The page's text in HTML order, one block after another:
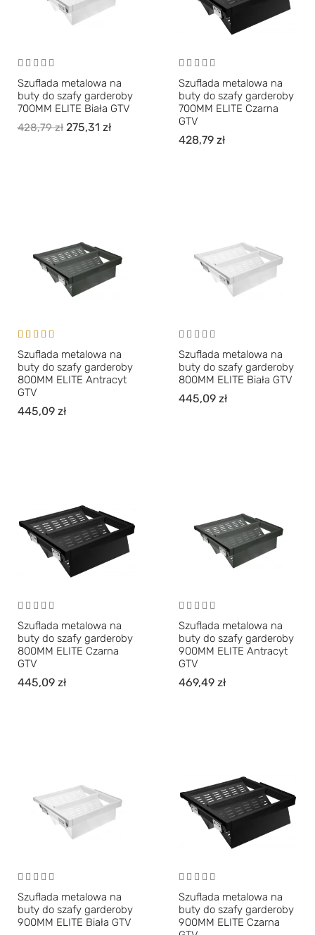
Szuflada metalowa na
buty do szafy garderoby
700MM ELITE Biała GTV
428,79zł 275,31 zł
Szuflada metalowa na
buty do szafy garderoby
700MM ELITE Czarna
GTV
428,79 zł
Oceniono
5.00 na 5
Szuflada metalowa na
buty do szafy garderoby
800MM ELITE Antracyt
GTV
445,09 zł
Szuflada metalowa na
buty do szafy garderoby
800MM ELITE Biała GTV
445,09 zł
Szuflada metalowa na
buty do szafy garderoby
800MM ELITE Czarna
GTV
445,09 zł
Szuflada metalowa na
buty do szafy garderoby
900MM ELITE Antracyt
GTV
469,49 zł
Szuflada metalowa na
buty do szafy garderoby
900MM ELITE Biała GTV
Szuflada metalowa na
buty do szafy garderoby
900MM ELITE Czarna